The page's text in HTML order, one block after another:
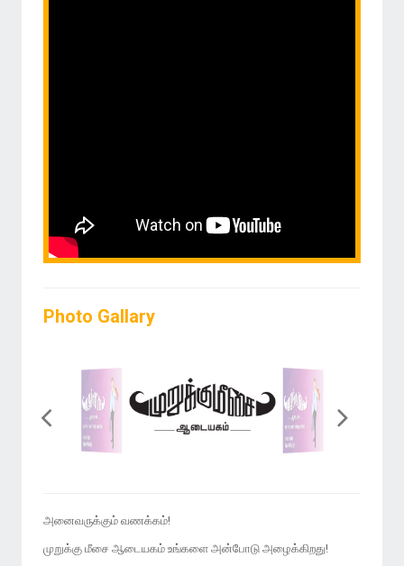
Photo Gallary
அனைவருக்கும் வணக்கம்!
முறுக்கு மீசை ஆடையகம் உங்களை அன்போடு அழைக்கிறது!